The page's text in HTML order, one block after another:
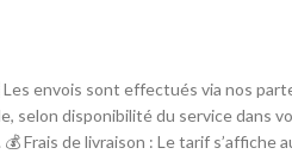
envois sont effectués via nos
selon disponibilité du service dans
Frais de livraison : Le tarif